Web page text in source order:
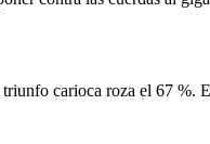
carioca roza el 67 %.